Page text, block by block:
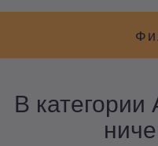
В категории